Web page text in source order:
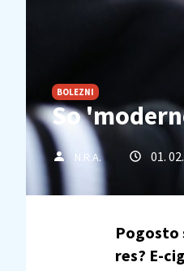
BOLEZNI
So
N.R.A. 01.
Pogosto
res? E-